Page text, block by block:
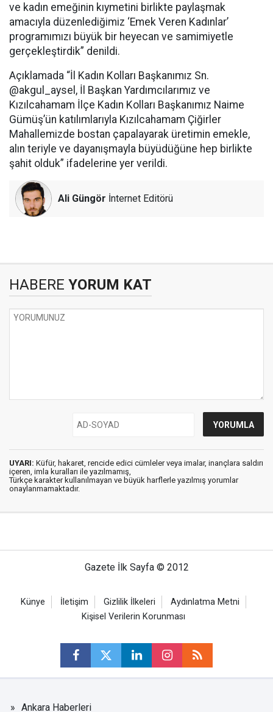
ve kadın emeğinin kıymetini birlikte paylaşmak
amacıyla düzenlediğimiz ‘Emek Veren Kadınlar’
programımızı büyük bir heyecan ve samimiyetle
gerçekleştirdik” denildi.
Açıklamada “İl Kadın Kolları Başkanımız Sn.
@akgul_aysel, İl Başkan Yardımcılarımız ve
Kızılcahamam İlçe Kadın Kolları Başkanımız Naime
Gümüş’ün katılımlarıyla Kızılcahamam Çiğirler
Mahallemizde bostan çapalayarak üretimin emekle,
alın teriyle ve dayanışmayla büyüdüğüne hep birlikte
şahit olduk” ifadelerine yer verildi.
Ali Güngör İnternet Editörü
HABERE YORUM KAT
UYARI: Küfür, hakaret, rencide edici cümleler veya imalar, inançlara saldırı
içeren, imla kuralları ile yazılmamış,
Türkçe karakter kullanılmayan ve büyük harflerle yazılmış yorumlar
onaylanmamaktadır.
Gazete İlk Sayfa © 2012
Künye İletişim Gizlilik İlkeleri
Aydınlatma Metni
Kişisel Verilerin Korunması
Ankara Haberleri